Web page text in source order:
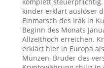
kinder erklärt auslöser
Einmarsch des Irak in
Beginn des Monats
Allzeithoch erreichen.
erklärt hier in Europa
Münzen, Bruder des